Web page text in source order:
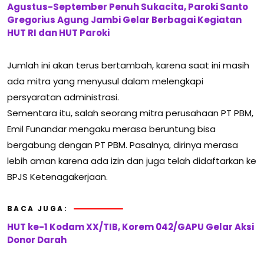
Agustus-September Penuh Sukacita, Paroki Santo
Gregorius Agung Jambi Gelar Berbagai Kegiatan
HUT RI dan HUT Paroki
Jumlah ini akan terus bertambah, karena saat ini masih
ada mitra yang menyusul dalam melengkapi
persyaratan administrasi.
Sementara itu, salah seorang mitra perusahaan PT PBM,
Emil Funandar mengaku merasa beruntung bisa
bergabung dengan PT PBM. Pasalnya, dirinya merasa
lebih aman karena ada izin dan juga telah didaftarkan ke
BPJS Ketenagakerjaan.
BACA JUGA:
HUT ke-1 Kodam XX/TIB, Korem 042/GAPU Gelar Aksi
Donor Darah